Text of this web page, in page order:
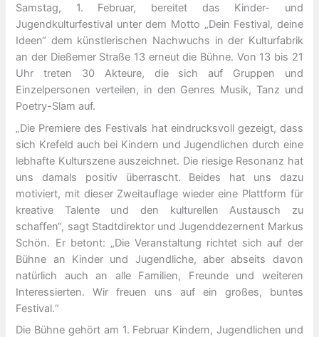
Samstag, 1. Februar, bereitet das Kinder- und
Jugendkulturfestival unter dem Motto „Dein Festival, deine
Ideen“ dem künstlerischen Nachwuchs in der Kulturfabrik
an der Dießemer Straße 13 erneut die Bühne. Von 13 bis 21
Uhr treten 30 Akteure, die sich auf Gruppen und
Einzelpersonen verteilen, in den Genres Musik, Tanz und
Poetry-Slam auf.
„Die Premiere des Festivals hat eindrucksvoll gezeigt, dass
sich Krefeld auch bei Kindern und Jugendlichen durch eine
lebhafte Kulturszene auszeichnet. Die riesige Resonanz hat
uns damals positiv überrascht. Beides hat uns dazu
motiviert, mit dieser Zweitauflage wieder eine Plattform für
kreative Talente und den kulturellen Austausch zu
schaffen“, sagt Stadtdirektor und Jugenddezernent Markus
Schön. Er betont: „Die Veranstaltung richtet sich auf der
Bühne an Kinder und Jugendliche, aber abseits davon
natürlich auch an alle Familien, Freunde und weiteren
Interessierten. Wir freuen uns auf ein großes, buntes
Festival.“
Die Bühne gehört am 1. Februar Kindern, Jugendlichen und